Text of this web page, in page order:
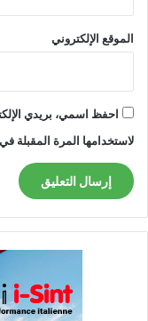
الموقع الإلكتروني
احفظ اسمي، بريدي
لاستخدامها المرة المقبلة